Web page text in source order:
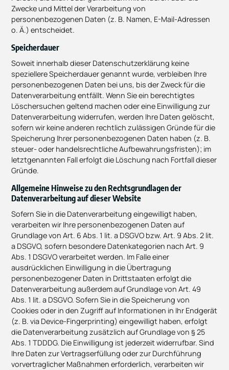
Zwecke und Mittel der Verarbeitung von
personenbezogenen Daten (z. B. Namen, E-Mail-Adressen
o. Ä.) entscheidet.
Speicherdauer
Soweit innerhalb dieser Datenschutzerklärung keine
speziellere Speicherdauer genannt wurde, verbleiben Ihre
personenbezogenen Daten bei uns, bis der Zweck für die
Datenverarbeitung entfällt. Wenn Sie ein berechtigtes
Löschersuchen geltend machen oder eine Einwilligung zur
Datenverarbeitung widerrufen, werden Ihre Daten gelöscht,
sofern wir keine anderen rechtlich zulässigen Gründe für die
Speicherung Ihrer personenbezogenen Daten haben (z. B.
steuer- oder handelsrechtliche Aufbewahrungsfristen); im
letztgenannten Fall erfolgt die Löschung nach Fortfall dieser
Gründe.
Allgemeine Hinweise zu den Rechtsgrundlagen der
Datenverarbeitung auf dieser Website
Sofern Sie in die Datenverarbeitung eingewilligt haben,
verarbeiten wir Ihre personenbezogenen Daten auf
Grundlage von Art. 6 Abs. 1 lit. a DSGVO bzw. Art. 9 Abs. 2 lit.
a DSGVO, sofern besondere Datenkategorien nach Art. 9
Abs. 1 DSGVO verarbeitet werden. Im Falle einer
ausdrücklichen Einwilligung in die Übertragung
personenbezogener Daten in Drittstaaten erfolgt die
Datenverarbeitung außerdem auf Grundlage von Art. 49
Abs. 1 lit. a DSGVO. Sofern Sie in die Speicherung von
Cookies oder in den Zugriff auf Informationen in Ihr Endgerät
(z. B. via Device-Fingerprinting) eingewilligt haben, erfolgt
die Datenverarbeitung zusätzlich auf Grundlage von § 25
Abs. 1 TDDDG. Die Einwilligung ist jederzeit widerrufbar. Sind
Ihre Daten zur Vertragserfüllung oder zur Durchführung
vorvertraglicher Maßnahmen erforderlich, verarbeiten wir